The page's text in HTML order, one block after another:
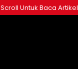
Scroll Untuk Baca Artikel